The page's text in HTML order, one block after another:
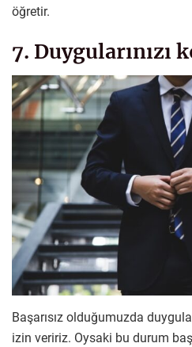
öğretir.
7. Duygularınızı
Başarısız olduğumuzda
izin veririz. Oysaki bu durum